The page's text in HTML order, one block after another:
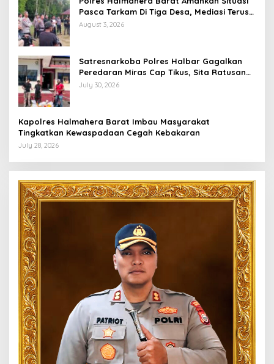
Pasca Tarkam Di Tiga Desa, Mediasi Terus
Dilakukan
August 3, 2026
Satresnarkoba Polres Halbar Gagalkan
Peredaran Miras Cap Tikus, Sita Ratusan
Kantong Barang Bukti
July 30, 2026
Kapolres Halmahera Barat Imbau Masyarakat
Tingkatkan Kewaspadaan Cegah Kebakaran
July 28, 2026